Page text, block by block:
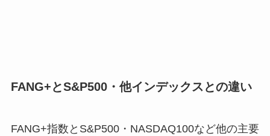
FANG+とS&P500・他インデックスとの違い
FANG+指数とS&P500・NASDAQ100など他の主要